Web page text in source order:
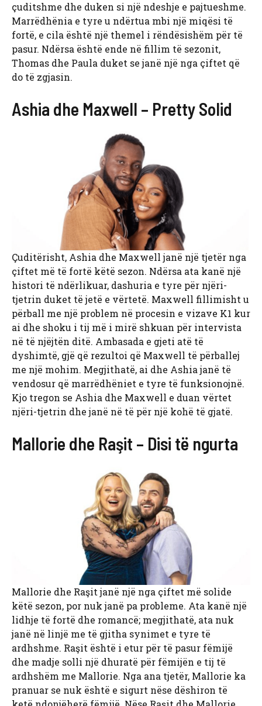
çuditshme dhe duken si një ndeshje e pajtueshme.
Marrëdhënia e tyre u ndërtua mbi një miqësi të
fortë, e cila është një themel i rëndësishëm për të
pasur. Ndërsa është ende në fillim të sezonit,
Thomas dhe Paula duket se janë një nga çiftet që
do të zgjasin.
Ashia dhe Maxwell – Pretty Solid
Çuditërisht, Ashia dhe Maxwell janë një tjetër nga
çiftet më të fortë këtë sezon. Ndërsa ata kanë një
histori të ndërlikuar, dashuria e tyre për njëri-
tjetrin duket të jetë e vërtetë. Maxwell fillimisht u
përball me një problem në procesin e vizave K1 kur
ai dhe shoku i tij më i mirë shkuan për intervista
në të njëjtën ditë. Ambasada e gjeti atë të
dyshimtë, gjë që rezultoi që Maxwell të përballej
me një mohim. Megjithatë, ai dhe Ashia janë të
vendosur që marrëdhëniet e tyre të funksionojnë.
Kjo tregon se Ashia dhe Maxwell e duan vërtet
njëri-tjetrin dhe janë në të për një kohë të gjatë.
Mallorie dhe Raşit – Disi të ngurta
Mallorie dhe Raşit janë një nga çiftet më solide
këtë sezon, por nuk janë pa probleme. Ata kanë një
lidhje të fortë dhe romancë; megjithatë, ata nuk
janë në linjë me të gjitha synimet e tyre të
ardhshme. Raşit është i etur për të pasur fëmijë
dhe madje solli një dhuratë për fëmijën e tij të
ardhshëm me Mallorie. Nga ana tjetër, Mallorie ka
pranuar se nuk është e sigurt nëse dëshiron të